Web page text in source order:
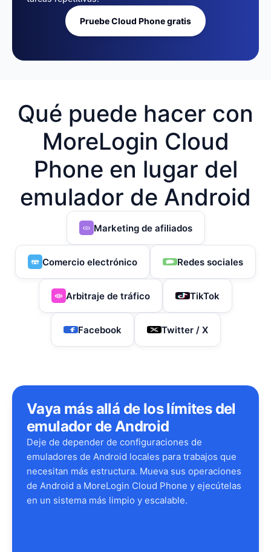
Pruebe Cloud Phone gratis
Qué puede hacer con
MoreLogin Cloud
Phone en lugar del
emulador de Android
Marketing de afiliados
Comercio electrónico Redes sociales
Arbitraje de tráfico TikTok
Facebook Twitter / X
Vaya más allá de los límites del
emulador de Android
Deje de depender de configuraciones de
emuladores de Android locales para trabajos que
necesitan más estructura. Mueva sus operaciones
de Android a MoreLogin Cloud Phone y ejecútelas
en un sistema más limpio y escalable.